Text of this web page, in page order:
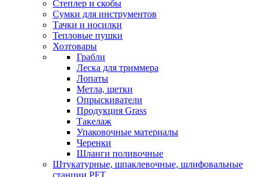
Степлер и скобы
Сумки для инструментов
Тачки и носилки
Тепловые пушки
Хозтовары
Грабли
Леска для триммера
Лопаты
Метла, щетки
Опрыскиватели
Продукция Grass
Такелаж
Упаковочные материалы
Черенки
Шланги поливочные
Штукатурные, шпаклевочные, шлифовальные
станции PFT